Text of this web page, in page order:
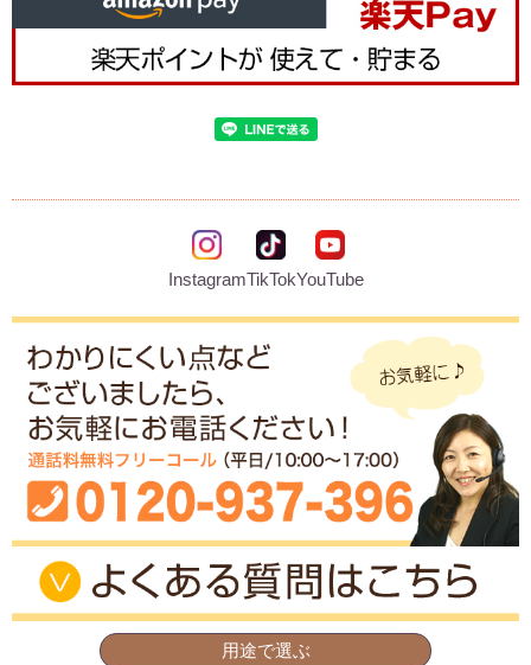
InstagramTikTokYouTube
用途で選ぶ